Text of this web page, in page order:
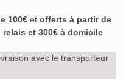
100€ et offerts à partir de
relais et 300€ à domicile
avec le transporteur